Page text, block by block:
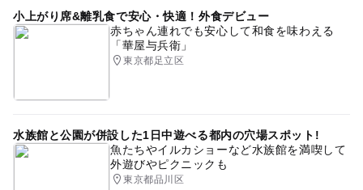
※イベントによっては、順番待ちして頂く場合がございま
※諸般の事情により、時間・内容が変更・中止になる場合
引き続き新型コロナウイルス感染症対策に努めてまいりま
ご来場のお客様におかれましても事前の検温・マスクの着
小上がり席&離乳食で安心・快適！外食デビュー
赤ちゃん連れでも安心して和食を味わえる
「華屋与兵衛」
東京都足立区
水族館と公園が併設した1日中遊べる都内の穴場スポット!
魚たちやイルカショーなど水族館を満喫して
外遊びやピクニックも
東京都品川区